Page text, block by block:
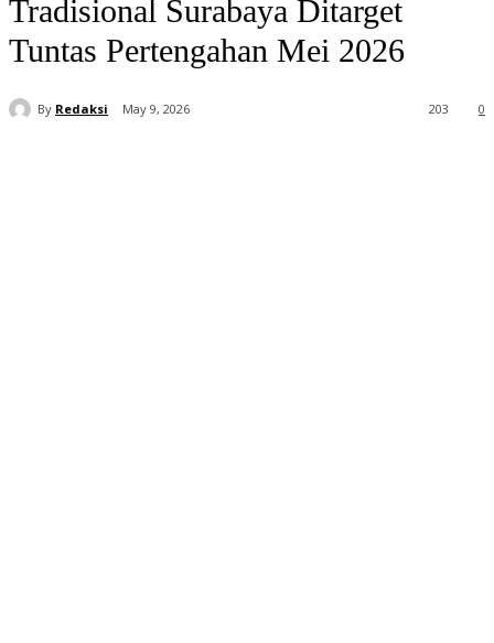
Tradisional Surabaya Ditarget
Tuntas Pertengahan Mei 2026
By Redaksi May 9, 2026 0
203